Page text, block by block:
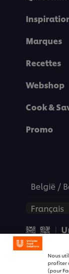
Marques
Recettes
Webshop
Cook &
Promo
België /
Nous
profiter
(pour